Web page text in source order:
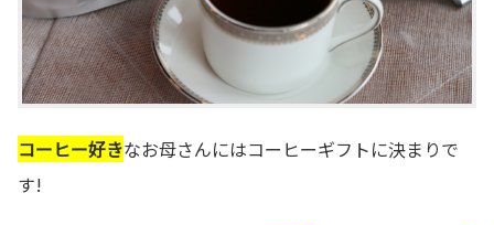
コーヒー好きなお母さんにはコーヒーギフトに決まりで
す!